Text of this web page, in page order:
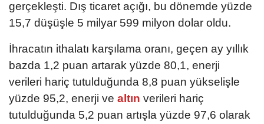
gerçekleşti. Dış ticaret açığı, bu dönemde yüzde
15,7 düşüşle 5 milyar 599 milyon dolar oldu.
İhracatın ithalatı karşılama oranı, geçen ay yıllık
bazda 1,2 puan artarak yüzde 80,1, enerji
verileri hariç tutulduğunda 8,8 puan yükselişle
yüzde 95,2, enerji ve altın verileri hariç
tutulduğunda 5,2 puan artışla yüzde 97,6 olarak